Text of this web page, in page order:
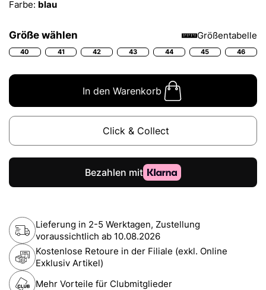
Farbe: blau
Größe wählen Größentabelle
40 41 42 43 44 45 46
In den Warenkorb
Click & Collect
Lieferung in 2-5 Werktagen, Zustellung
voraussichtlich ab 10.08.2026
Kostenlose Retoure in der Filiale (exkl. Online
Exklusiv Artikel)
Mehr Vorteile für Clubmitglieder